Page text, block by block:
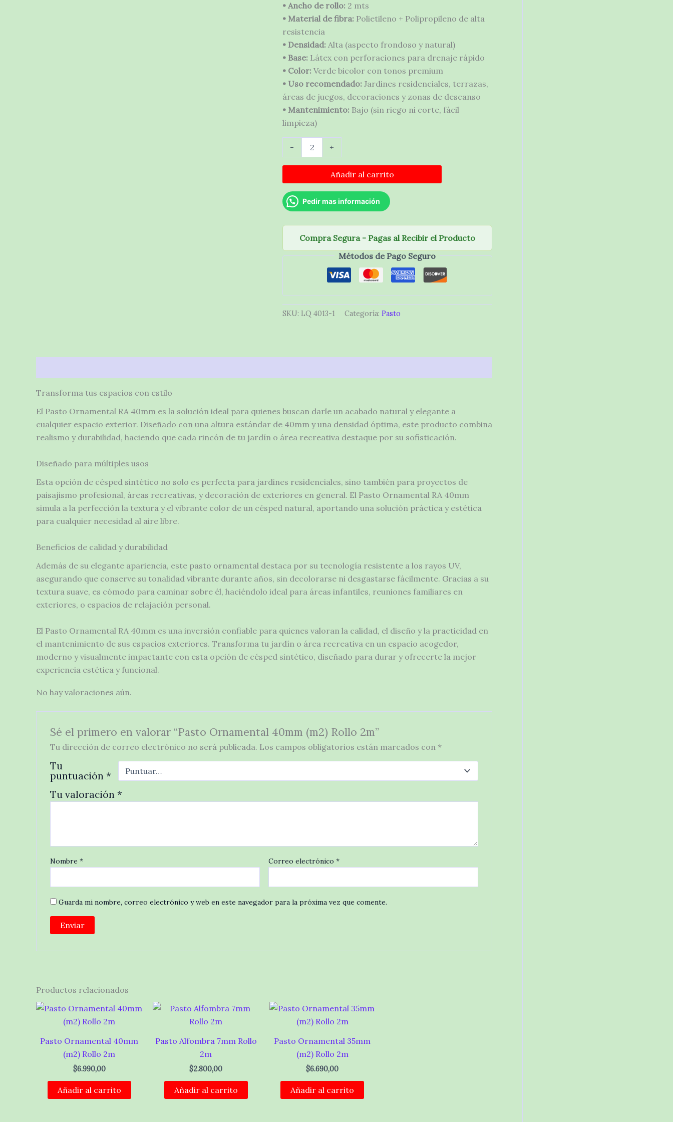
• Ancho de rollo:2 mts
• Material de fibra:Polietileno + Polipropileno de alta
resistencia
• Densidad:Alta (aspecto frondoso y natural)
• Base:Látex con perforaciones para drenaje rápido
• Color:Verde bicolor con tonos premium
• Uso recomendado:Jardines residenciales, terrazas,
áreas de juegos, decoraciones y zonas de descanso
• Mantenimiento:Bajo (sin riego ni corte, fácil
limpieza)
-
Ornamental
Rollo
2m
cantidad
+
Añadir al carrito
Pedir mas información
Compra Segura - Pagas al Recibir el Producto
Métodos de Pago Seguro
SKU: LQ 4013-1 Categoría: Pasto
Transforma tus espacios con estilo
El Pasto Ornamental RA 40mm es la solución ideal para quienes buscan darle un acabado natural y elegante a
cualquier espacio exterior. Diseñado con una altura estándar de 40mm y una densidad óptima, este producto combina
realismo y durabilidad, haciendo que cada rincón de tu jardín o área recreativa destaque por su sofisticación.
Diseñado para múltiples usos
Esta opción de césped sintético no solo es perfecta para jardines residenciales, sino también para proyectos de
paisajismo profesional, áreas recreativas, y decoración de exteriores en general. El Pasto Ornamental RA 40mm
simula a la perfección la textura y el vibrante color de un césped natural, aportando una solución práctica y estética
para cualquier necesidad al aire libre.
Beneficios de calidad y durabilidad
Además de su elegante apariencia, este pasto ornamental destaca por su tecnología resistente a los rayos UV,
asegurando que conserve su tonalidad vibrante durante años, sin decolorarse ni desgastarse fácilmente. Gracias a su
textura suave, es cómodo para caminar sobre él, haciéndolo ideal para áreas infantiles, reuniones familiares en
exteriores, o espacios de relajación personal.
El Pasto Ornamental RA 40mm es una inversión confiable para quienes valoran la calidad, el diseño y la practicidad en
el mantenimiento de sus espacios exteriores. Transforma tu jardín o área recreativa en un espacio acogedor,
moderno y visualmente impactante con esta opción de césped sintético, diseñado para durar y ofrecerte la mejor
experiencia estética y funcional.
No hay valoraciones aún.
Sé el primero en valorar “Pasto Ornamental 40mm (m2) Rollo 2m”
Tu dirección de correo electrónico no será publicada. Los campos obligatorios están marcados con *
Tu
puntuación *
Tu valoración *
Nombre * Correo electrónico*
Guarda mi nombre, correo electrónico y web en este navegador para la próxima vez que comente.
Productos relacionados
Pasto Ornamental 40mm
(m2) Rollo 2m
$6.990,00
Añadir al carrito
Pasto Alfombra 7mm Rollo
2m
$2.800,00
Añadir al carrito
Pasto Ornamental 35mm
(m2) Rollo 2m
$6.690,00
Añadir al carrito